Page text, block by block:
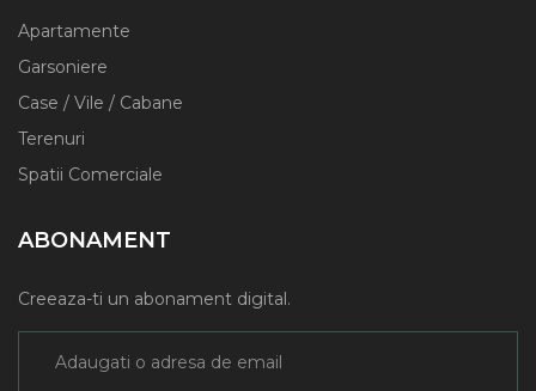
Apartamente
Garsoniere
Case / Vile / Cabane
Terenuri
Spatii Comerciale
ABONAMENT
Creeaza-ti un abonament digital.